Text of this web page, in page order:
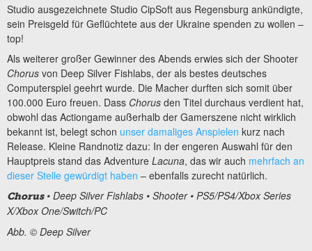
Studio ausgezeichnete Studio CipSoft aus Regensburg ankündigte,
sein Preisgeld für Geflüchtete aus der Ukraine spenden zu wollen –
top!
Als weiterer großer Gewinner des Abends erwies sich der Shooter
Chorus von Deep Silver Fishlabs, der als bestes deutsches
Computerspiel geehrt wurde. Die Macher durften sich somit über
100.000 Euro freuen. Dass Chorus den Titel durchaus verdient hat,
obwohl das Actiongame außerhalb der Gamerszene nicht wirklich
bekannt ist, belegt schon unser damaliges Anspielen kurz nach
Release. Kleine Randnotiz dazu: In der engeren Auswahl für den
Hauptpreis stand das Adventure Lacuna, das wir auch mehrfach an
dieser Stelle gewürdigt haben – ebenfalls zurecht natürlich.
Chorus• Deep Silver Fishlabs • Shooter • PS5/PS4/Xbox Series
X/Xbox One/Switch/PC
Abb. © Deep Silver